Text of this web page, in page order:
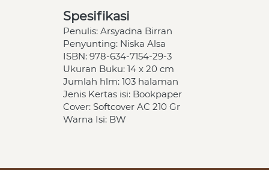
Spesifikasi
Penulis: Arsyadna Birran
Penyunting: Niska Alsa
ISBN: 978-634-7154-29-3
Ukuran Buku: 14 x 20 cm
Jumlah hlm: 103 halaman
Jenis Kertas isi: Bookpaper
Cover: Softcover AC 210 Gr
Warna Isi: BW